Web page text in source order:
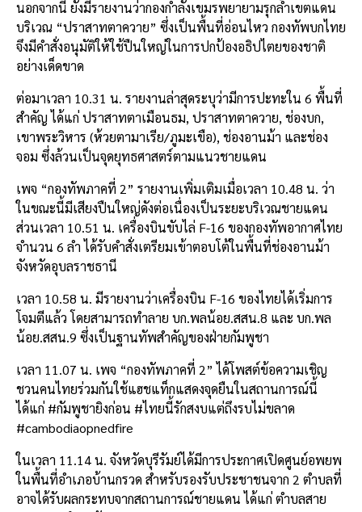
นอกจากนี้ ยังมีรายงานว่ากองกำลังเขมรพยายามรุกล้ำเขตแดน
บริเวณ “ปราสาทตาควาย” ซึ่งเป็นพื้นที่อ่อนไหว กองทัพบกไทย
จึงมีคำสั่งอนุมัติให้ใช้ปืนใหญ่ในการปกป้องอธิปไตยของชาติ
อย่างเด็ดขาด
ต่อมาเวลา 10.31 น. รายงานล่าสุดระบุว่ามีการปะทะใน 6 พื้นที่
สำคัญ ได้แก่ ปราสาทตาเมือนธม, ปราสาทตาควาย, ช่องบก,
เขาพระวิหาร (ห้วยตามาเรีย/ภูมะเขือ), ช่องอานม้า และช่อง
จอม ซึ่งล้วนเป็นจุดยุทธศาสตร์ตามแนวชายแดน
เพจ “กองทัพภาคที่ 2” รายงานเพิ่มเติมเมื่อเวลา 10.48 น. ว่า
ในขณะนี้มีเสียงปืนใหญ่ดังต่อเนื่องเป็นระยะบริเวณชายแดน
ส่วนเวลา 10.51 น. เครื่องบินขับไล่ F-16 ของกองทัพอากาศไทย
จำนวน 6 ลำ ได้รับคำสั่งเตรียมเข้าตอบโต้ในพื้นที่ช่องอานม้า
จังหวัดอุบลราชธานี
เวลา 10.58 น. มีรายงานว่าเครื่องบิน F-16 ของไทยได้เริ่มการ
โจมตีแล้ว โดยสามารถทำลาย บก.พลน้อย.สสน.8 และ บก.พล
น้อย.สสน.9 ซึ่งเป็นฐานทัพสำคัญของฝ่ายกัมพูชา
เวลา 11.07 น. เพจ “กองทัพภาคที่ 2” ได้โพสต์ข้อความเชิญ
ชวนคนไทยร่วมกันใช้แฮชแท็กแสดงจุดยืนในสถานการณ์นี้
ได้แก่ #กัมพูชายิงก่อน #ไทยนี้รักสงบแต่ถึงรบไม่ขลาด
#cambodiaopnedfire
ในเวลา 11.14 น. จังหวัดบุรีรัมย์ได้มีการประกาศเปิดศูนย์อพยพ
ในพื้นที่อำเภอบ้านกรวด สำหรับรองรับประชาชนจาก 2 ตำบลที่
อาจได้รับผลกระทบจากสถานการณ์ชายแดน ได้แก่ ตำบลสาย